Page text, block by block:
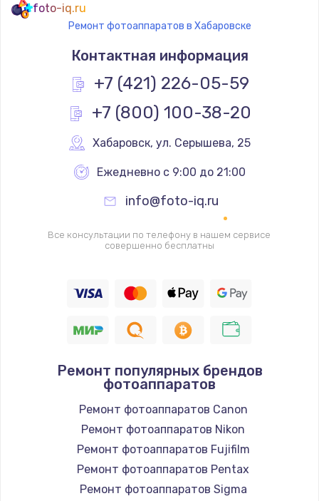
Замена термостата
1200 руб.
Заказать
Замена реле
Замена термопредохранителя
700 руб.
Заказать
2500 руб.
1400 руб.
Заказать
Замена / ремонт электронного модуля
управления
Заказать
foto-iq.ru
Ремонт фотоаппаратов в Хабаровске
Контактная информация
+7 (421) 226-05-59
+7 (800) 100-38-20
Хабаровск, ул. Серышева, 25
Ежедневно с 9:00 до 21:00
info@foto-iq.ru
Все консультации по телефону в нашем сервисе
совершенно бесплатны
Ремонт популярных брендов
фотоаппаратов
Ремонт фотоаппаратов Canon
Ремонт фотоаппаратов Nikon
Ремонт фотоаппаратов Fujifilm
Ремонт фотоаппаратов Pentax
Ремонт фотоаппаратов Sigma